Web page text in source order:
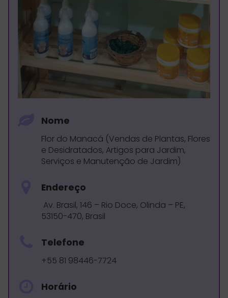
Nome
Flor do Manacá (Vendas de Plantas, Flores
e Desidratados, Artigos para Jardim,
Serviços e Manutenção de Jardim)
Endereço
Av. Brasil, 146 – Rio Doce, Olinda – PE,
53150-470, Brasil
Telefone
+55 81 98446-7724
Horário